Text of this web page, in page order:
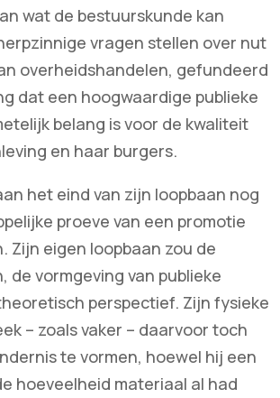
wat de bestuurskunde kan
vragen stellen over nut
overheidshandelen, gefundeerd
dat een hoogwaardige publieke
belang is voor de kwaliteit
en haar burgers.
het eind van zijn loopbaan nog
proeve van een promotie
Zijn eigen loopbaan zou de
de vormgeving van publieke
perspectief. Zijn fysieke
– zoals vaker – daarvoor toch
te vormen, hoewel hij een
hoeveelheid materiaal al had